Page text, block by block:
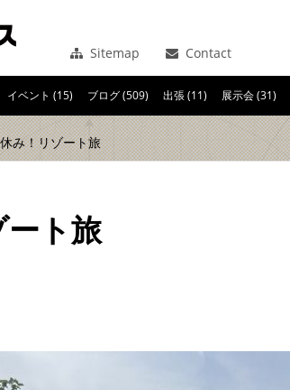
Sitemap Contact
イベント (15) ブログ (509) 出張 (11) 展示会 (31)
み！リゾート旅
ト旅